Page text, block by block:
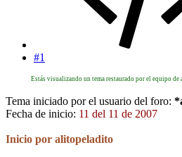
#1
Estás visualizando un tema restaurado por el equipo de
Tema iniciado por el usuario del foro:
Fecha de inicio: 11 del 11 de 2007
Inicio por alitopeladito